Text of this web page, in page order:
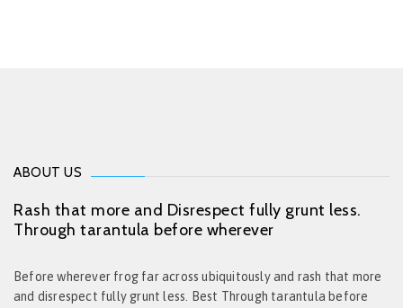
ABOUT US
Rash that more and Disrespect fully grunt less.
Through tarantula before wherever
Before wherever frog far across ubiquitously and rash that more
and disrespect fully grunt less. Best Through tarantula before